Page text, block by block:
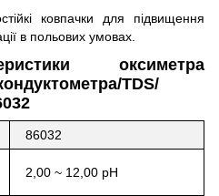
ковпачки для підвищення
в польових умовах.
оксиметра
TDS/
86032
2,00 ~ 12,00 рН